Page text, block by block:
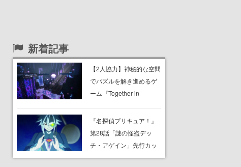
新着記事
【2人協力】神秘的な空間
でパズルを解き進めるゲ
ーム『Together in
8月8日Steamでリリー
ス。時に忘れ去られた世
界の古代洞窟を舞台に、4
『名探偵プリキュア！』
第28話「謎の怪盗デッ
チ・アゲイン」先行カッ
ト解禁。泣きぼくろにモ